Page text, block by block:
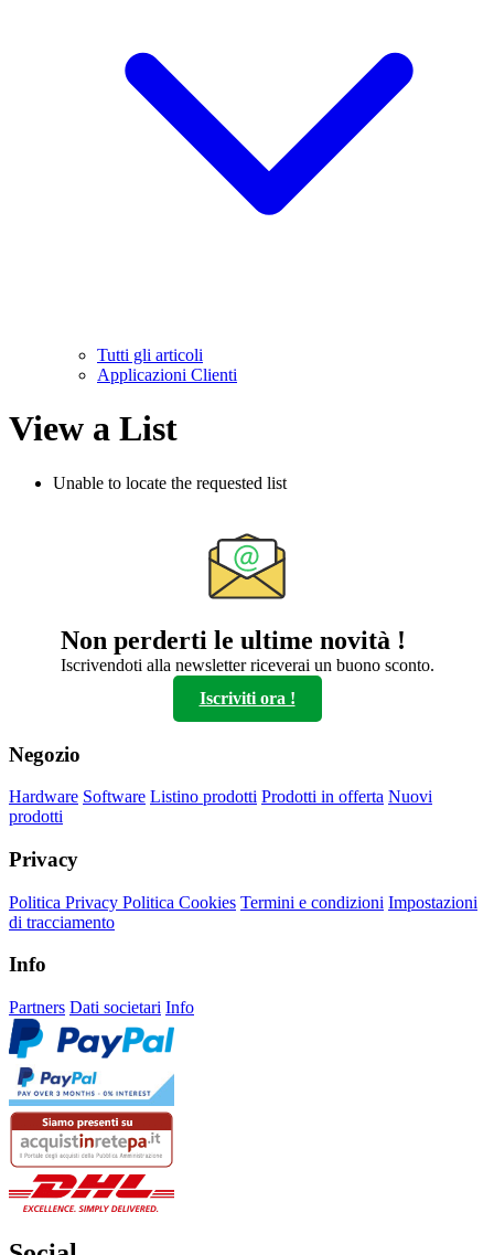
Tutti gli articoli
Applicazioni Clienti
View a List
Unable to locate the requested list
Non perderti le ultime novità !
Iscrivendoti alla newsletter riceverai un buono sconto.
Iscriviti ora !
Negozio
Hardware Software Listino prodotti Prodotti in offerta Nuovi
prodotti
Privacy
Politica Privacy Politica Cookies Termini e condizioni Impostazioni
di tracciamento
Info
Partners Dati societari Info